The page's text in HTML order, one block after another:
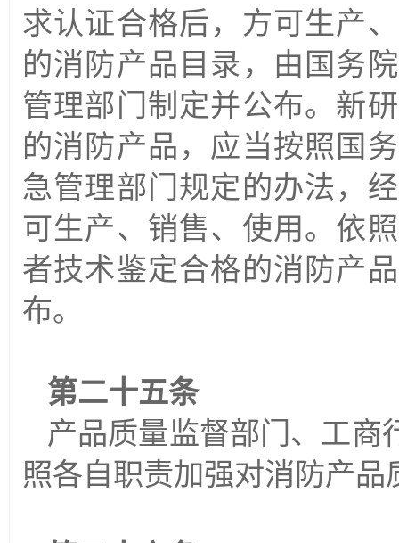
求认证合格后，方可生产
的消防产品目录，由国务
管理部门制定并公布。新
的消防产品，应当按照国
急管理部门规定的办法，
可生产、销售、使用。依
者技术鉴定合格的消防产
布。
第二十五条
产品质量监督部门、工商
照各自职责加强对消防产品